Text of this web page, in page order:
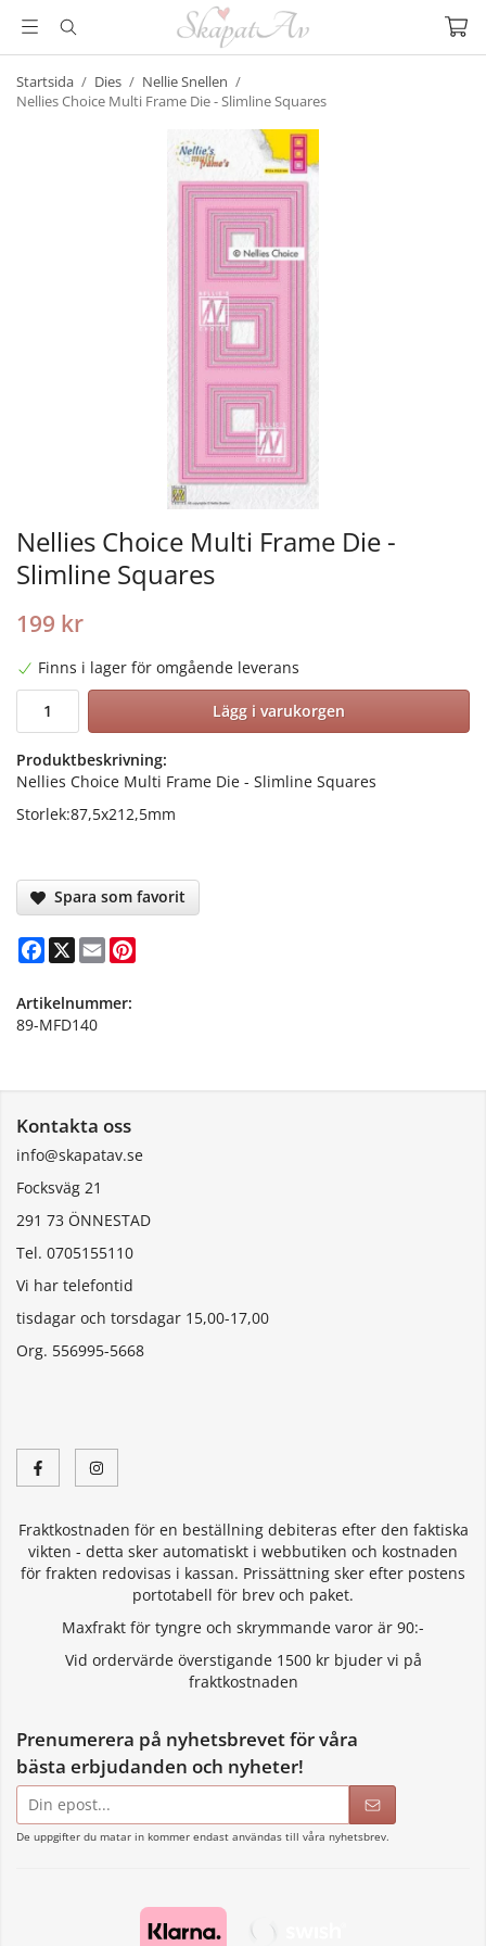
Startsida / Dies / Nellie Snellen /
Nellies Choice Multi Frame Die - Slimline Squares
Nellies Choice Multi Frame Die -
Slimline Squares
199 kr
Finns i lager för omgående leverans
Lägg i varukorgen
Produktbeskrivning:
Nellies Choice Multi Frame Die - Slimline Squares
Storlek:87,5x212,5mm
Spara som favorit
Facebook
X Email
Artikelnummer:
89-MFD140
Kontakta oss
info@skapatav.se
Focksväg 21
291 73 ÖNNESTAD
Tel. 0705155110
Vi har telefontid
tisdagar och torsdagar 15,00-17,00
Org. 556995-5668
Fraktkostnaden för en beställning debiteras efter den faktiska
vikten - detta sker automatiskt i webbutiken och kostnaden
för frakten redovisas i kassan. Prissättning sker efter postens
portotabell för brev och paket.
Maxfrakt för tyngre och skrymmande varor är 90:-
Vid ordervärde överstigande 1500 kr bjuder vi på
fraktkostnaden
Prenumerera på nyhetsbrevet för våra
bästa erbjudanden och nyheter!
postadress
De uppgifter du matar in kommer endast användas till våra nyhetsbrev.